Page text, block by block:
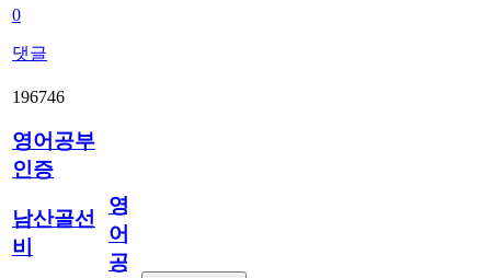
0
댓글
196746
영어공부
인증
남산골선
비
영
어
공